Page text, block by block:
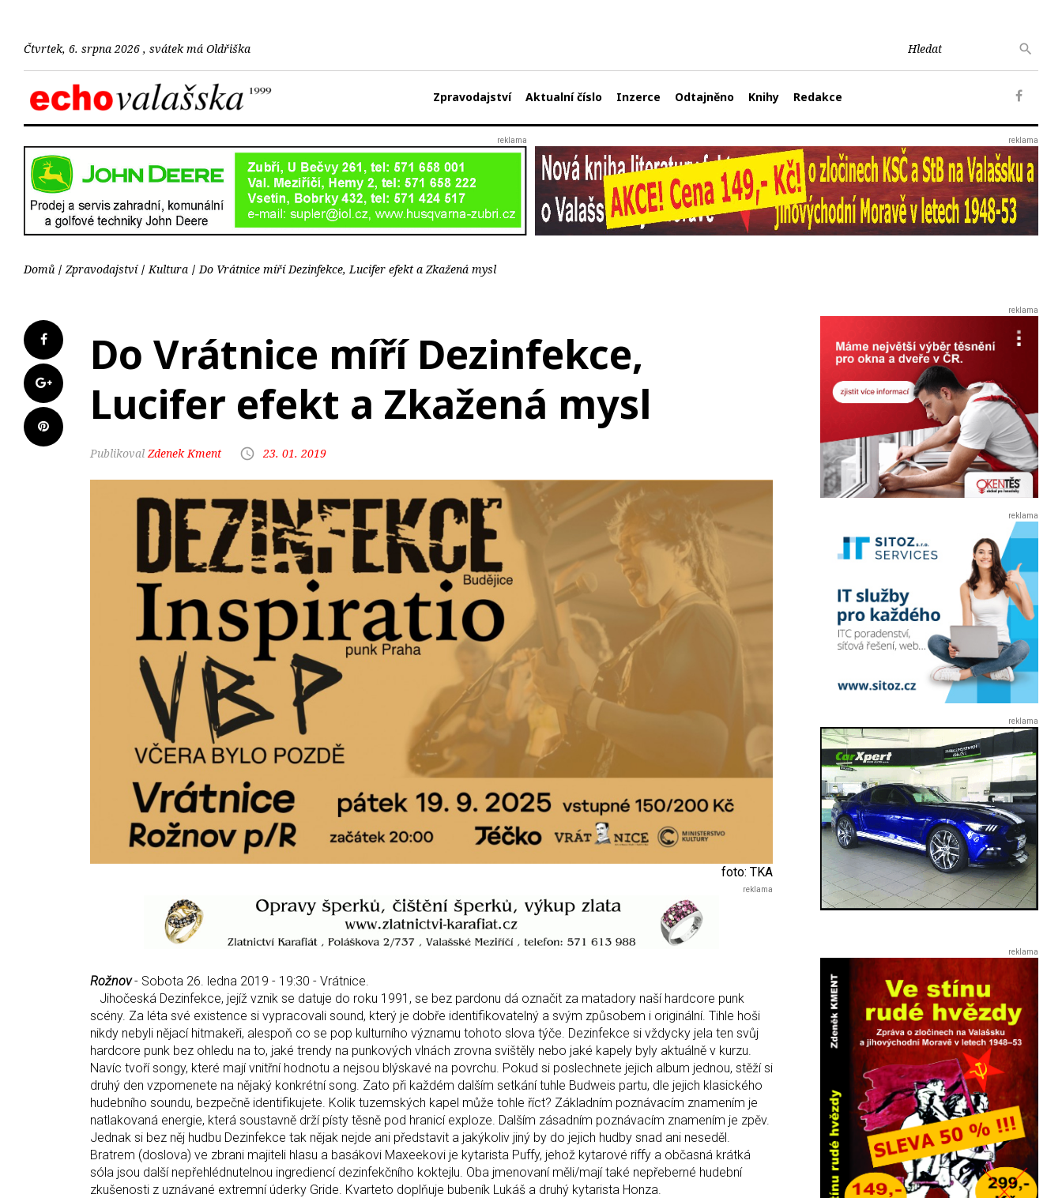
Čtvrtek, 6. srpna 2026 , svátek má Oldřiška
Zpravodajství Aktualní číslo Inzerce Odtajněno Knihy Redakce
Domů Zpravodajství Kultura Do Vrátnice míří Dezinfekce, Lucifer efekt a Zkažená mysl
Do Vrátnice míří Dezinfekce,
Lucifer efekt a Zkažená mysl
Zdenek Kment 23. 01. 2019
foto: TKA
Rožnov- Sobota 26. ledna 2019 - 19:30 - Vrátnice.
Jihočeská Dezinfekce, jejíž vznik se datuje do roku 1991, se bez pardonu dá označit za matadory naší hardcore punk
scény. Za léta své existence si vypracovali sound, který je dobře identifikovatelný a svým způsobem i originální. Tihle hoši
nikdy nebyli nějací hitmakeři, alespoň co se pop kulturního významu tohoto slova týče. Dezinfekce si vždycky jela ten svůj
hardcore punk bez ohledu na to, jaké trendy na punkových vlnách zrovna svištěly nebo jaké kapely byly aktuálně v kurzu.
Navíc tvoří songy, které mají vnitřní hodnotu a nejsou blýskavé na povrchu. Pokud si poslechnete jejich album jednou, stěží si
druhý den vzpomenete na nějaký konkrétní song. Zato při každém dalším setkání tuhle Budweis partu, dle jejich klasického
hudebního soundu, bezpečně identifikujete. Kolik tuzemských kapel může tohle říct? Základním poznávacím znamením je
natlakovaná energie, která soustavně drží písty těsně pod hranicí exploze. Dalším zásadním poznávacím znamením je zpěv.
Jednak si bez něj hudbu Dezinfekce tak nějak nejde ani představit a jakýkoliv jiný by do jejich hudby snad ani neseděl.
Bratrem (doslova) ve zbrani majiteli hlasu a basákovi Maxeekovi je kytarista Puffy, jehož kytarové riffy a občasná krátká
sóla jsou další nepřehlédnutelnou ingrediencí dezinfekčního koktejlu. Oba jmenovaní měli/mají také nepřeberné hudební
zkušenosti z uznávané extremní úderky Gride. Kvarteto doplňuje bubeník Lukáš a druhý kytarista Honza.